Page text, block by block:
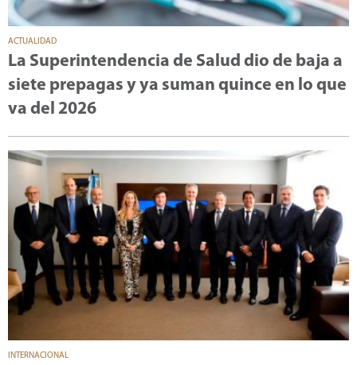
ACTUALIDAD
La Superintendencia de Salud dio de baja a
siete prepagas y ya suman quince en lo que
va del 2026
INTERNACIONAL